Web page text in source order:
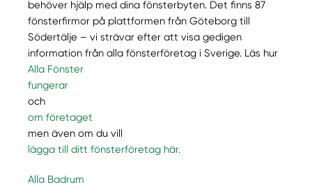
behöver hjälp med dina fönsterbyten. Det finns 87
fönsterfirmor på plattformen från Göteborg till
Södertälje – vi strävar efter att visa gedigen
information från alla fönsterföretag i Sverige. Läs hur
Alla Fönster
fungerar
och
om företaget
men även om du vill
lägga till ditt fönsterföretag här.
Alla Badrum